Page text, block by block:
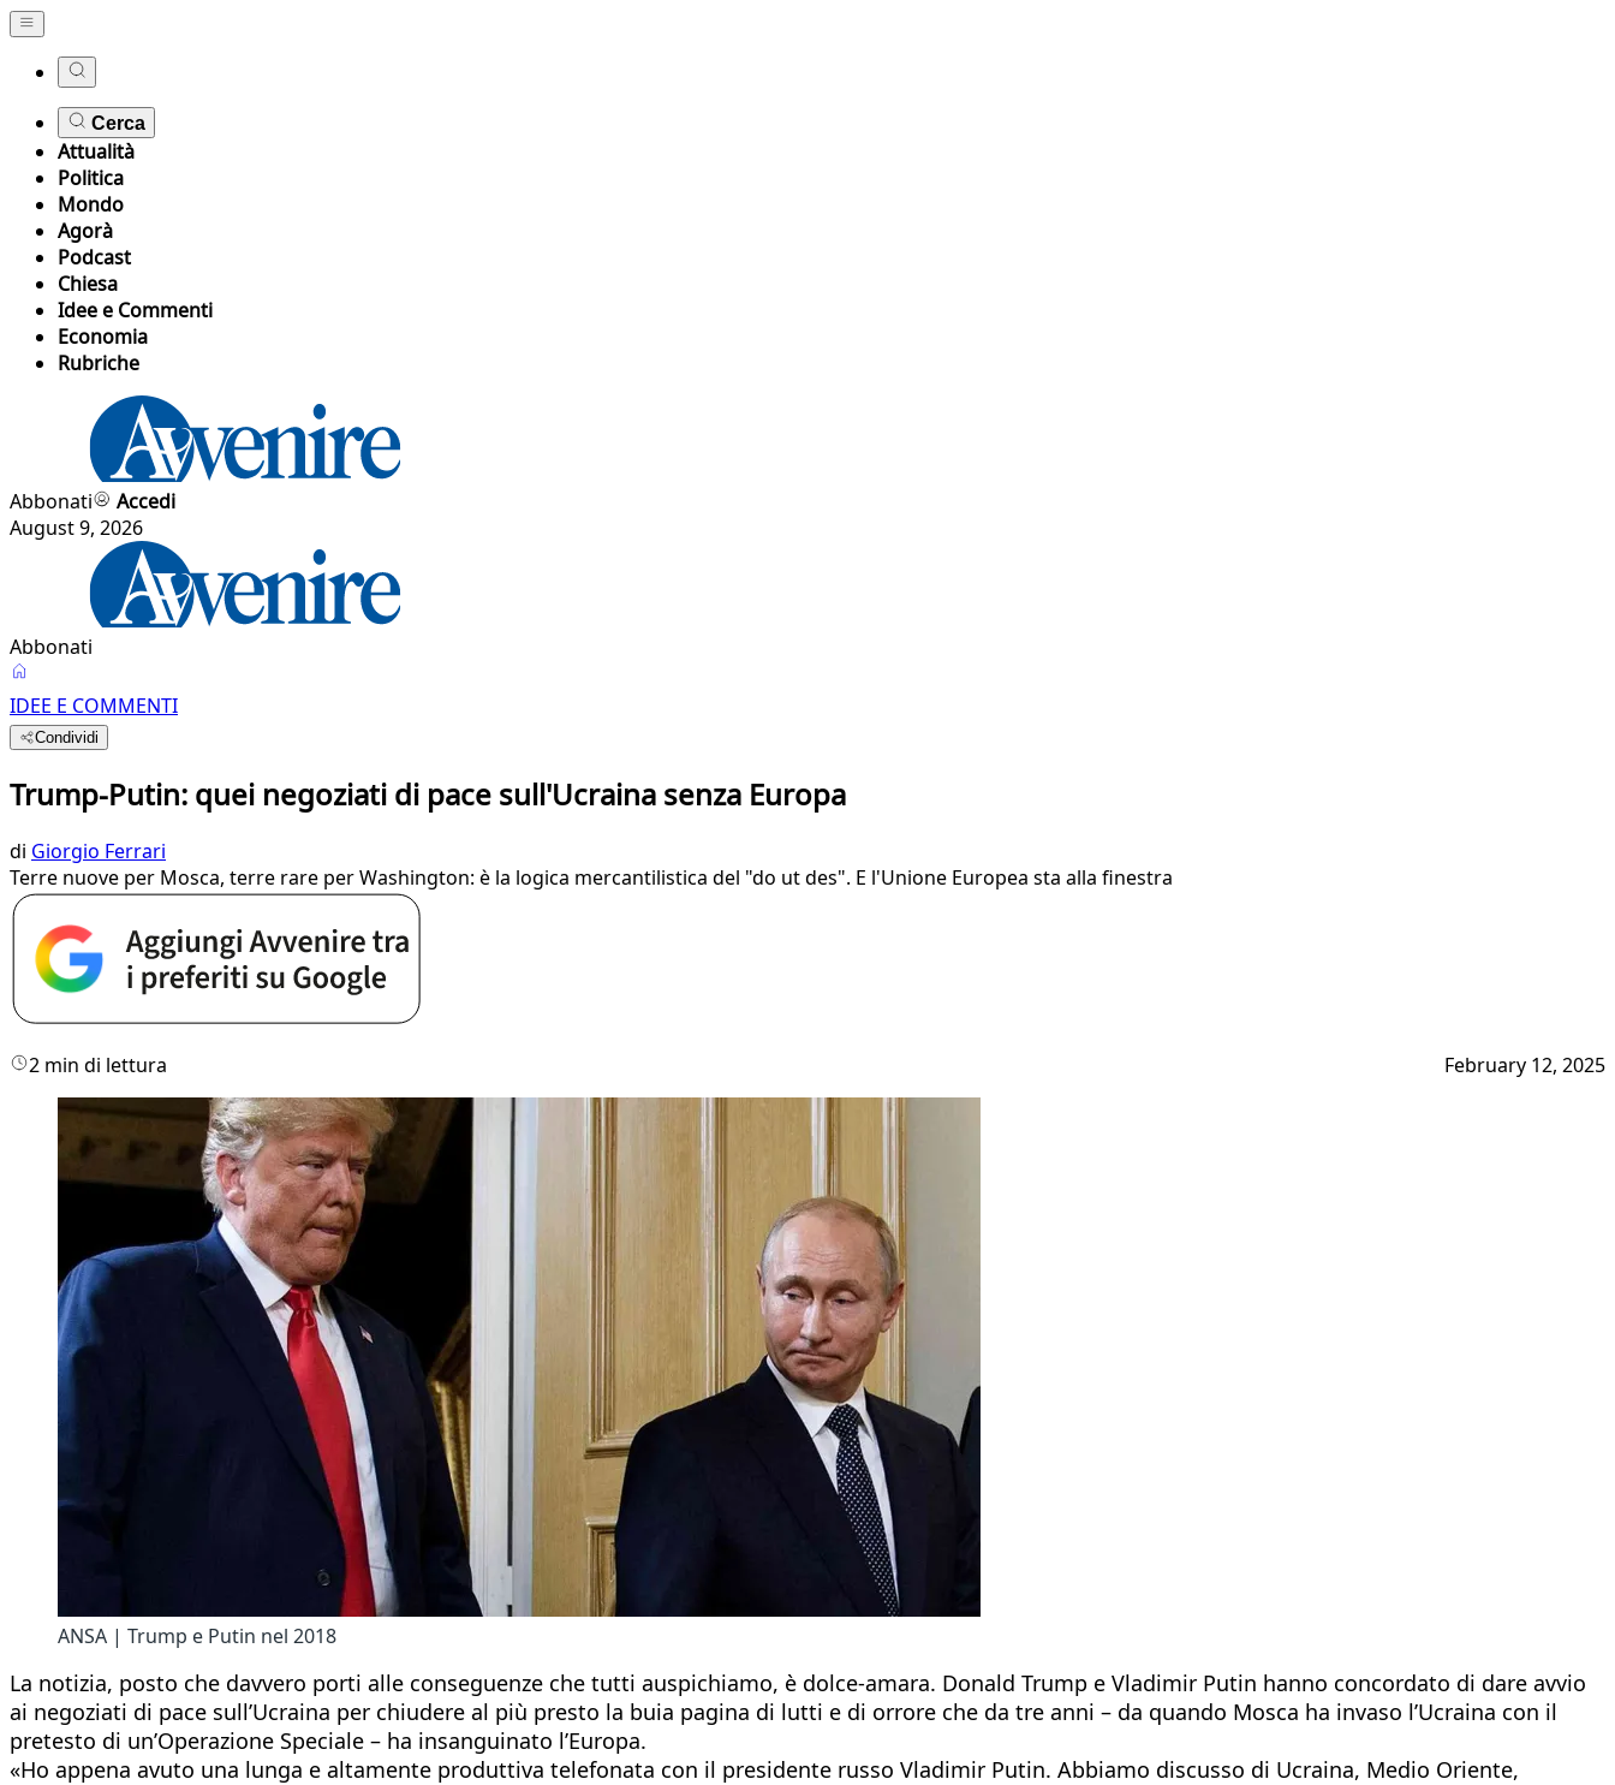
Cerca
Attualità
Politica
Mondo
Agorà
Podcast
Chiesa
Idee e Commenti
Economia
Rubriche
Abbonati
Accedi
August 9, 2026
Abbonati
IDEE E COMMENTI
Condividi
Trump-Putin: quei negoziati di pace sull'Ucraina senza Europa
di Giorgio Ferrari
Terre nuove per Mosca, terre rare per Washington: è la logica mercantilistica del "do ut des". E l'Unione Europea sta alla finestra
2 min di lettura February 12, 2025
ANSA | Trump e Putin nel 2018
La notizia, posto che davvero porti alle conseguenze che tutti auspichiamo, è dolce-amara. Donald Trump e Vladimir Putin hanno concordato di dare avvio
ai negoziati di pace sull’Ucraina per chiudere al più presto la buia pagina di lutti e di orrore che da tre anni – da quando Mosca ha invaso l’Ucraina con il
pretesto di un’Operazione Speciale – ha insanguinato l’Europa.
«Ho appena avuto una lunga e altamente produttiva telefonata con il presidente russo Vladimir Putin. Abbiamo discusso di Ucraina, Medio Oriente,